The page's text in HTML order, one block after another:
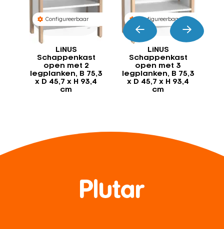
Configureerbaar
LiNUS
Schappenkast
open met 2
legplanken, B 75,3
x D 45,7 x H 93,4
cm
Configureerbaar
LiNUS
Schappenkast
open met 3
legplanken, B 75,3
x D 45,7 x H 93,4
cm